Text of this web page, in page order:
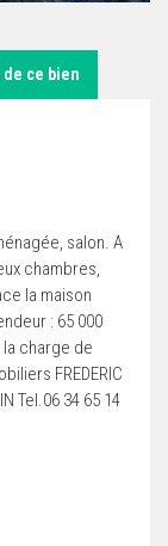
ce bien
salon. A
chambres,
la maison
: 65 000
la charge de
FREDERIC
Tel.06 34 65 14